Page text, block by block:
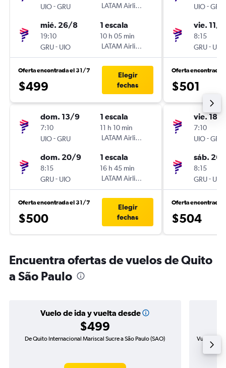
UIO-GRU
LATAM Airlines
mié. 26/8
19:10
GRU- UIO
1 escala
10 h 05 min
LATAM Airlines
Oferta encontrada el 31/7
$499
Elegir
fechas
dom. 13/9
7:10
UIO-GRU
1 escala
11 h 10 min
LATAM Airlines
dom. 20/9
8:15
GRU- UIO
1 escala
16 h 45 min
LATAM Airlines
Oferta encontrada el 31/7
$500
Elegir
fechas
UIO-GRU
vie. 11/9
8:15
GRU- UIO
Oferta encontrada
$501
vie. 18/
7:10
UIO-GRU
sáb.
8:15
GRU- UIO
Oferta encontrada
$504
Encuentra ofertas de vuelos de Quito
a São Paulo
Vuelo de ida y vuelta desde
$499
De Quito Internacional Mariscal Sucre a São Paulo (SAO) Vuelo de